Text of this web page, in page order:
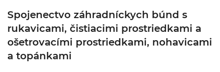
Spojenectvo záhradníckych búnd s
rukavicami, čistiacimi prostriedkami a
ošetrovacími prostriedkami, nohavicami
a topánkami